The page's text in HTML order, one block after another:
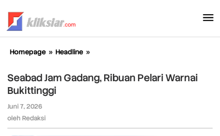
konten
Homepage » Headline »
Gadang,
Ribuan
Seabad Jam Gadang, Ribuan Pelari Warnai
Bukittinggi
Juni 7, 2026
oleh Redaksi